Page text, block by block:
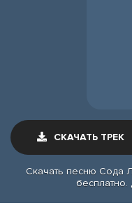
СКАЧАТЬ ТРЕК
Скачать песню Сода
бесплатно.